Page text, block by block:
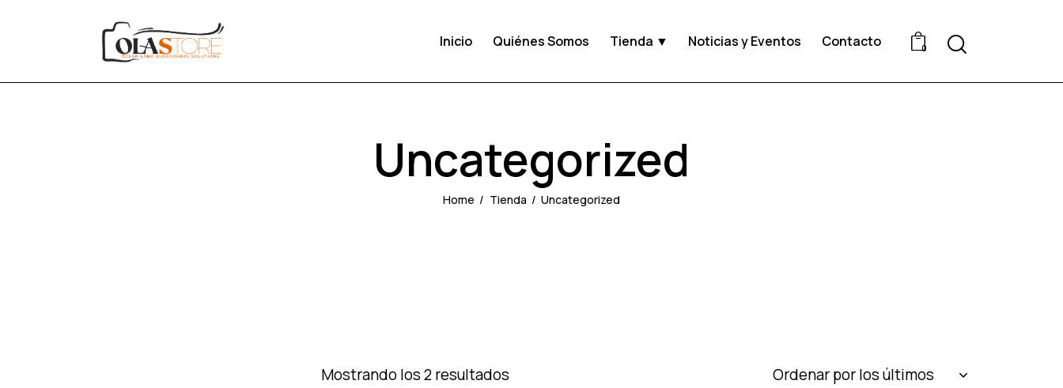
Inicio Quiénes Somos Tienda ▼ Noticias y Eventos Contacto 0
Uncategorized
Home Tienda Uncategorized
Mostrando los 2 resultados